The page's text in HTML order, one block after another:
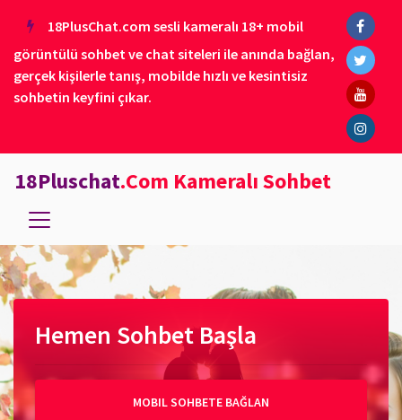
18PlusChat.com sesli kameralı 18+ mobil
görüntülü sohbet ve chat siteleri ile anında bağlan,
gerçek kişilerle tanış, mobilde hızlı ve kesintisiz
sohbetin keyfini çıkar.
18Pluschat.Com Kameralı Sohbet
Hemen Sohbet Başla
MOBIL SOHBETE BAĞLAN